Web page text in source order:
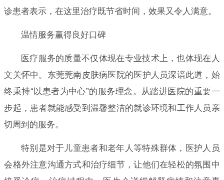
诊患者表示，在这里治疗既节省时间，效果又令人满意。
温情服务赢得良好口碑
医疗服务的质量不仅体现在专业技术上，也体现在人
文关怀中。东莞莞南皮肤病医院的医护人员深谙此道，始
终秉持“以患者为中心”的服务理念。从踏进医院的重要一
步起，患者就能感受到温馨整洁的就诊环境和工作人员亲
切周到的服务。
特别是对于儿童患者和老年人等特殊群体，医护人员
会格外注意沟通方式和治疗细节，让他们在轻松的氛围中